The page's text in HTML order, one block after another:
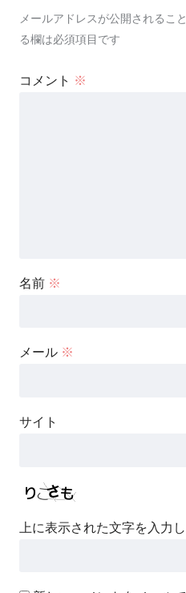
メールアドレスが公開されるこ
る欄は必須項目です
コメント ※
名前 ※
メール ※
サイト
上に表示された文字を入力